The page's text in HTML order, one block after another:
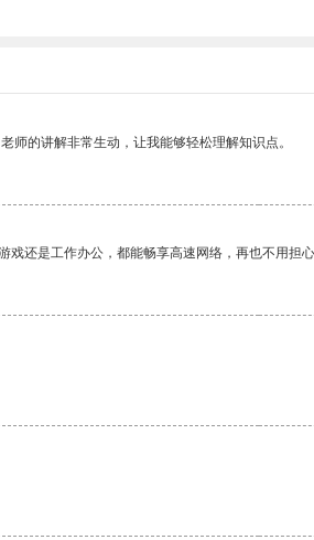
师的讲解非常生动，让我能够轻松理解知识点。
还是工作办公，都能畅享高速网络，再也不用担心